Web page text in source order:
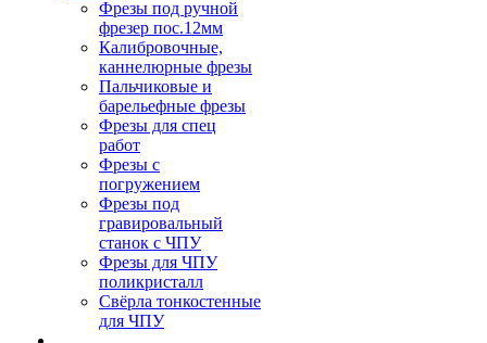
Фрезы под ручной
фрезер пос.12мм
Калибровочные,
каннелюрные фрезы
Пальчиковые и
барельефные фрезы
Фрезы для спец
работ
Фрезы с
погружением
Фрезы под
гравировальный
станок с ЧПУ
Фрезы для ЧПУ
поликристалл
Свёрла тонкостенные
для ЧПУ